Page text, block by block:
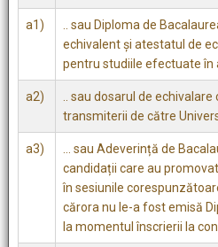
a1)
.. sau Diploma de
echivalent și atestatul de
pentru studiile efectuate în
a2)
.. sau dosarul de
transmiterii de către
a3)
… sau Adeverință de
candidații care au
în sesiunile
cărora nu le-a fost emisă
la momentul înscrierii la